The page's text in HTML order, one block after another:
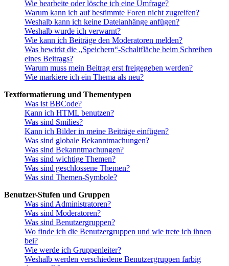
Wie bearbeite oder lösche ich eine Umfrage?
Warum kann ich auf bestimmte Foren nicht zugreifen?
Weshalb kann ich keine Dateianhänge anfügen?
Weshalb wurde ich verwarnt?
Wie kann ich Beiträge den Moderatoren melden?
Was bewirkt die „Speichern“-Schaltfläche beim Schreiben
eines Beitrags?
Warum muss mein Beitrag erst freigegeben werden?
Wie markiere ich ein Thema als neu?
Textformatierung und Thementypen
Was ist BBCode?
Kann ich HTML benutzen?
Was sind Smilies?
Kann ich Bilder in meine Beiträge einfügen?
Was sind globale Bekanntmachungen?
Was sind Bekanntmachungen?
Was sind wichtige Themen?
Was sind geschlossene Themen?
Was sind Themen-Symbole?
Benutzer-Stufen und Gruppen
Was sind Administratoren?
Was sind Moderatoren?
Was sind Benutzergruppen?
Wo finde ich die Benutzergruppen und wie trete ich ihnen
bei?
Wie werde ich Gruppenleiter?
Weshalb werden verschiedene Benutzergruppen farbig